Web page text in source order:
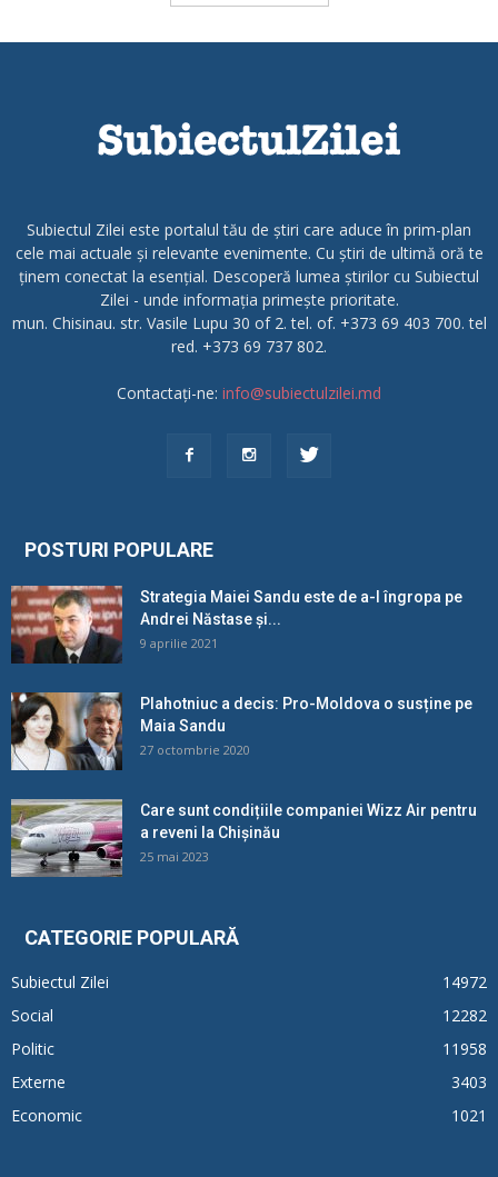
Subiectul Zilei este portalul tău de știri care aduce în prim-plan
cele mai actuale și relevante evenimente. Cu știri de ultimă oră te
ținem conectat la esențial. Descoperă lumea știrilor cu Subiectul
Zilei - unde informația primește prioritate.
mun. Chisinau. str. Vasile Lupu 30 of 2. tel. of. +373 69 403 700. tel
red. +373 69 737 802.
Contactați-ne: info@subiectulzilei.md
POSTURI POPULARE
Strategia Maiei Sandu este de a-l îngropa pe
Andrei Năstase și...
9 aprilie 2021
Plahotniuc a decis: Pro-Moldova o susține pe
Maia Sandu
27 octombrie 2020
Care sunt condițiile companiei Wizz Air pentru
a reveni la Chișinău
25 mai 2023
CATEGORIE POPULARĂ
Subiectul Zilei
14972
Social
12282
Politic
11958
Externe
3403
Economic
1021